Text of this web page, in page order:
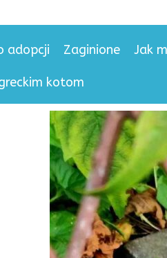
adopcji Zaginione Jak
kotom